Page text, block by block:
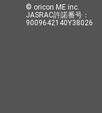
© oricon ME inc.
JASRAC許諾番号：
9009642140Y38026